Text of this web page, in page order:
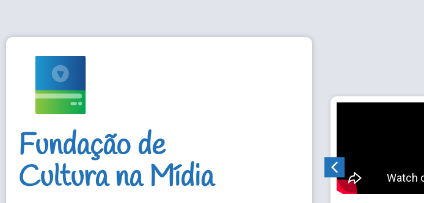
Fundação de
Cultura na Mídia